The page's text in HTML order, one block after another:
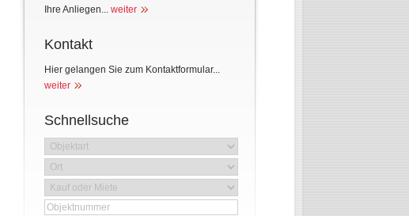
Ihre Anliegen... weiter
Kontakt
Hier gelangen Sie zum Kontaktformular...
weiter
Schnellsuche